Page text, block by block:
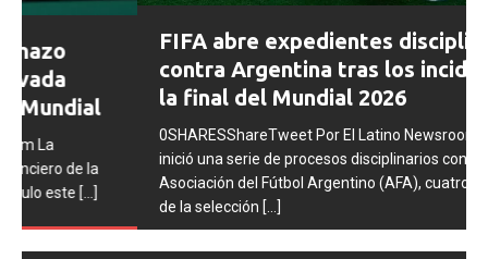
FIFA abre expedientes disciplinarios
contra Argentina tras los incidentes en
la final del Mundial 2026
0SHARESShareTweet Por El Latino Newsroom La FIFA
inició una serie de procesos disciplinarios contra la
Asociación del Fútbol Argentino (AFA), cuatro integrantes
de la selección
[...]
Prev